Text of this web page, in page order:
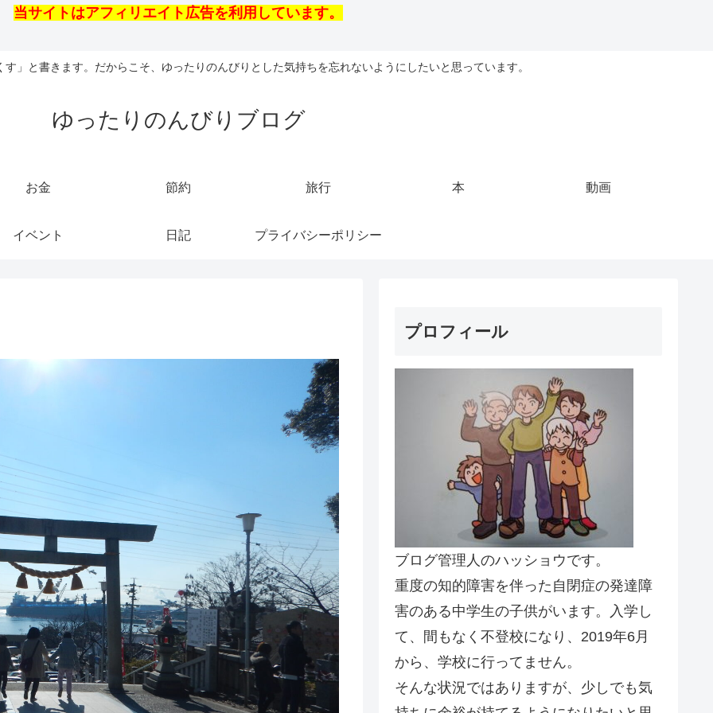
当サイトはアフィリエイト広告を利用しています。
」と書きます。だからこそ、ゆったりのんびりとした気持ちを忘れないようにしたいと思っています。
ゆったりのんびりブログ
お金 節約 旅行 本 動画
イベント 日記 プライバシーポリシー
プロフィール
ブログ管理人のハッショウです。
重度の知的障害を伴った自閉症の発達障
害のある中学生の子供がいます。入学し
て、間もなく不登校になり、2019年6月
から、学校に行ってません。
そんな状況ではありますが、少しでも気